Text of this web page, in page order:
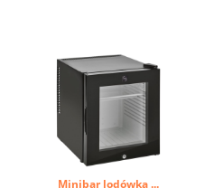
Minibar lodówka ...